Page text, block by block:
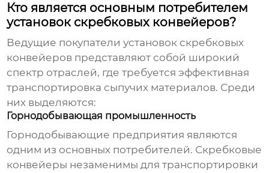
Кто является основным потребителем
установок скребковых конвейеров?
Ведущие покупатели установок скребковых
конвейеров представляют собой широкий
спектр отраслей, где требуется эффективная
транспортировка сыпучих материалов. Среди
них выделяются:
Горнодобывающая промышленность
Горнодобывающие предприятия являются
одним из основных потребителей. Скребковые
конвейеры незаменимы для транспортировки